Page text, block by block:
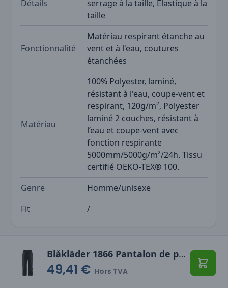
Détails
serrage à la taille, Élastique à la
taille
Fonctionnalité
Matériau respirant étanche au
vent et à l'eau, coutures
étanchées
Matériau
100% Polyester, laminé,
résistant à l'eau, coupe-vent et
respirant, 120g/m², Polyester
laminé 2 couches, résistant à
l’eau et coupe-vent avec
fonction respirante
5000mm/5000g/m²/24h. Tissu
certifié OEKO-TEX® 100.
Genre
Homme/unisexe
Fit
/
Blåkläder 1866 Pantalon de pluie
49,41 € Hors TVA